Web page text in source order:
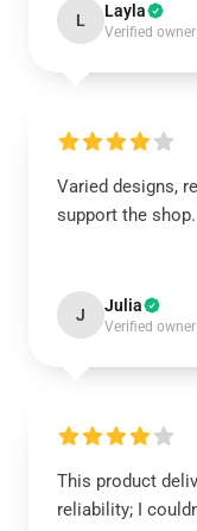
L Layla
Verified owner
Varied designs,
support the shop.
J Julia
Verified owner
This product
reliability; I